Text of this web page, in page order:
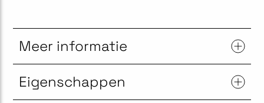
Meer informatie
Eigenschappen